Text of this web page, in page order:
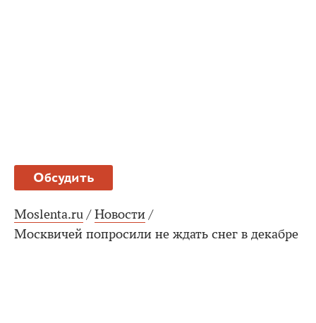
Обсудить
Moslenta.ru / Новости /
Москвичей попросили не ждать снег в декабре